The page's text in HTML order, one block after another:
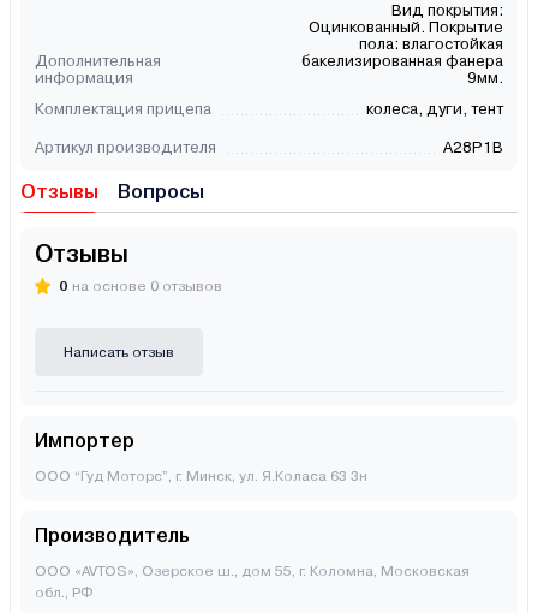
Дополнительная
информация
Вид покрытия:
Оцинкованный. Покрытие
пола: влагостойкая
бакелизированная фанера
9мм.
Комплектация прицепа
колеса, дуги, тент
Артикул производителя A28P1B
Отзывы Вопросы
Отзывы
0 на основе 0 отзывов
Написать отзыв
Импортер
ООО “Гуд Моторс”, г. Минск, ул. Я.Коласа 63 3н
Производитель
ООО «AVTOS», Озерское ш., дом 55, г. Коломна, Московская
обл., РФ